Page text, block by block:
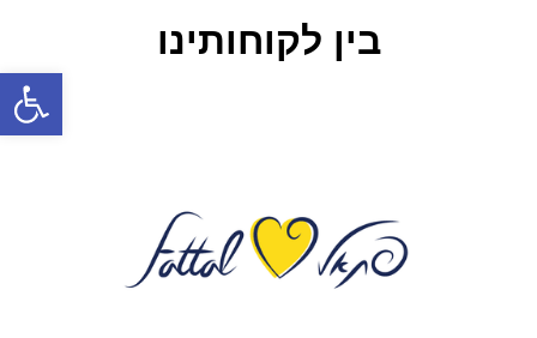
בין לקוחותינו
פתח